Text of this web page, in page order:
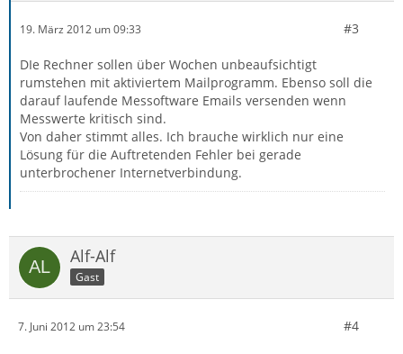
19. März 2012 um 09:33 #3
DIe Rechner sollen über Wochen unbeaufsichtigt
rumstehen mit aktiviertem Mailprogramm. Ebenso soll die
darauf laufende Messoftware Emails versenden wenn
Messwerte kritisch sind.
Von daher stimmt alles. Ich brauche wirklich nur eine
Lösung für die Auftretenden Fehler bei gerade
unterbrochener Internetverbindung.
Alf-Alf
Gast
7. Juni 2012 um 23:54 #4